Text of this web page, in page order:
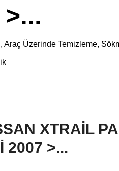
Üzerinde Temizleme,
XTRAİL
2007 >...